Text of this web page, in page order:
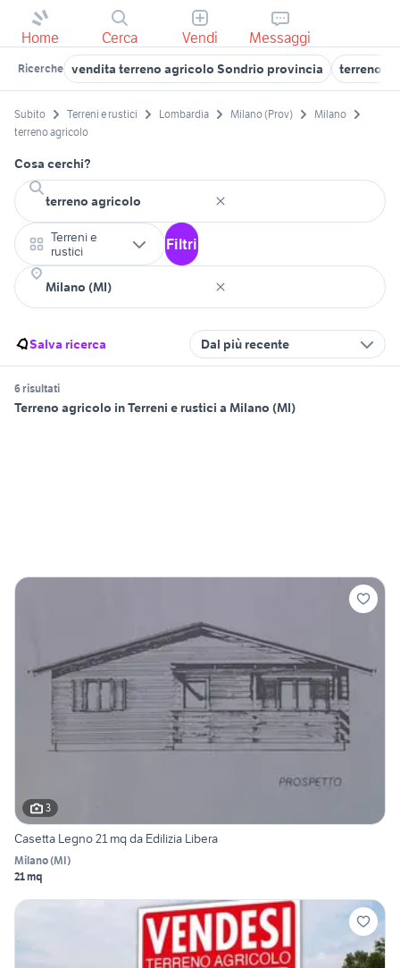
Home Cerca Vendi Messaggi
Ricerche vendita terreno agricolo Sondrio provincia terreno
Subito Terreni e rustici Lombardia Milano (Prov)
Milano
terreno agricolo
Cosa cerchi?
Terreni e
rustici
Filtri
Salva ricerca Dal più recente
6 risultati
Terreno agricolo in Terreni e rustici a Milano (MI)
3
Casetta Legno 21 mq da Edilizia Libera
Milano(MI)
21 mq